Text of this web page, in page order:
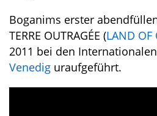
Boganims erster
TERRE OUTRAGÉE (LAND OF
2011 bei den Internationalen
Venedig uraufgeführt.